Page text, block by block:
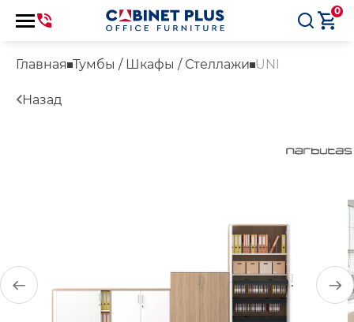
0
Главная Тумбы / Шкафы / Стеллажи UNI
Назад